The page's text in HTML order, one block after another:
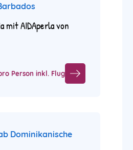
mit AIDAperla von
Person inkl. Flug
Dominikanische